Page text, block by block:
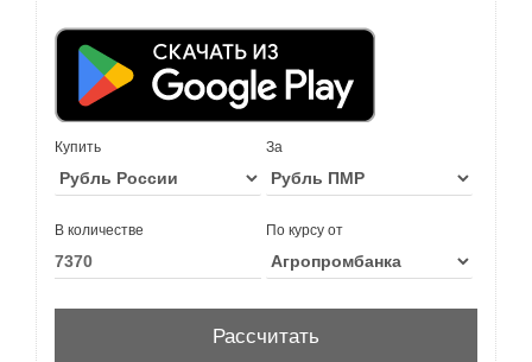
Купить За
В количестве По курсу от